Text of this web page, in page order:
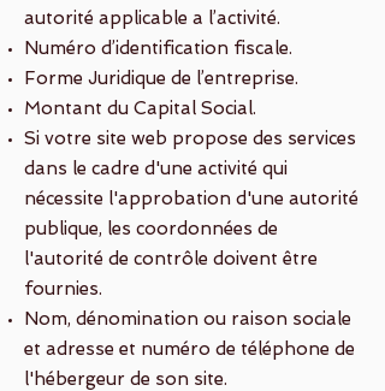
autorité applicable a l’activité.
Numéro d’identification fiscale.
Forme Juridique de l’entreprise.
Montant du Capital Social.
Si votre site web propose des services
dans le cadre d'une activité qui
nécessite l'approbation d'une autorité
publique, les coordonnées de
l'autorité de contrôle doivent être
fournies. ​​​
Nom, dénomination ou raison sociale
et adresse et numéro de téléphone de
l'hébergeur de son site.